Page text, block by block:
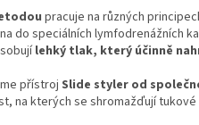
pracuje na různých
do speciálních lymfodrenážních
lehký tlak, který účinně
přístroj Slide styler od
na kterých se shromažďují